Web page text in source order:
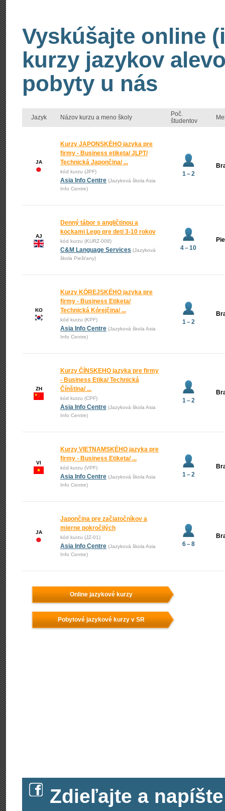
Vyskúšajte online
kurzy jazykov
pobyty u nás
Jazyk Názov kurzu a meno školy
Poč.
študentov
JA
Kurzy JAPONSKÉHO jazyka pre
firmy - Business etiketa/ JLPT/
Technická Japončina/ ...
kód kurzu (JPF)
Asia Info Centre (Jazyková škola Asia
Info Centre)
1 – 2
AJ
Denný tábor s angličtinou a
kockami Lego pre deti 3-10 rokov
kód kurzu (KURZ-008)
C&M Language Services (Jazyková
škola Piešťany)
4 – 10
KO
Kurzy KÓREJSKÉHO jazyka pre
firmy - Business Etiketa/
Technická Kórejčina/ ...
kód kurzu (KPF)
Asia Info Centre (Jazyková škola Asia
Info Centre)
1 – 2
ZH
Kurzy ČÍNSKEHO jazyka pre firmy
- Business Etika/ Technická
Čínština/ ...
kód kurzu (CPF)
Asia Info Centre (Jazyková škola Asia
Info Centre)
1 – 2
VI
Kurzy VIETNAMSKÉHO jazyka pre
firmy - Business Etiketa/ ...
kód kurzu (VPF)
Asia Info Centre (Jazyková škola Asia
Info Centre)
1 – 2
JA
Japončina pre začiatočníkov a
mierne pokročilých
kód kurzu (JZ-01)
Asia Info Centre (Jazyková škola Asia
Info Centre)
6 – 8
Online jazykové kurzy
Pobytové jazykové kurzy v SR
Zdieľajte a